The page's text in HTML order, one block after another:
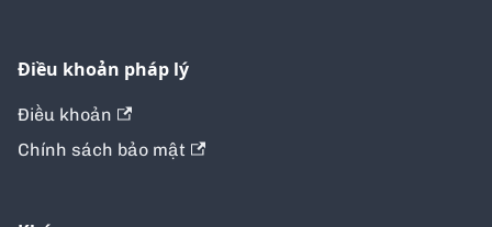
Điều khoản pháp lý
Điều khoản
Chính sách bảo mật